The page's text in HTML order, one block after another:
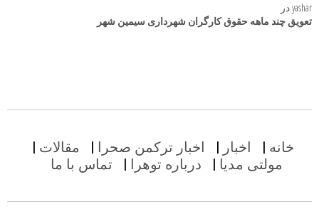
yasharدر
تعویق چند ماهه حقوق کارگران شهرداری سیمین شهر
خانه اخبار اخبار ترکمن صحرا
مقالات
مولتی مدیا
درباره توهرا تماس با ما